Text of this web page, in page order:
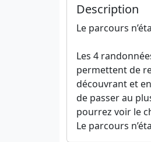
Description
Le parcours
Les 4
permettent de
découvrant et
de passer au
pourrez voir le
Le parcours